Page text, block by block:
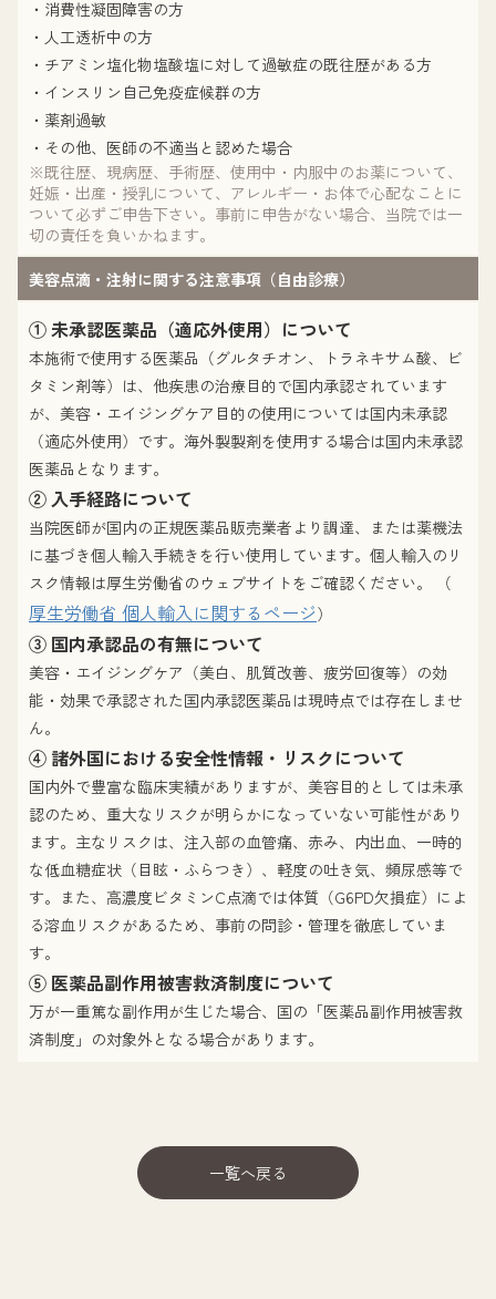
・消費性凝固障害の方
・人工透析中の方
・チアミン塩化物塩酸塩に対して過敏症の既往歴がある方
・インスリン自己免疫症候群の方
・薬剤過敏
・その他、医師の不適当と認めた場合
※既往歴、現病歴、手術歴、使用中・内服中のお薬について、
妊娠・出産・授乳について、アレルギー・お体で心配なことに
ついて必ずご申告下さい。事前に申告がない場合、当院では一
切の責任を負いかねます。
美容点滴・注射に関する注意事項（自由診療）
① 未承認医薬品（適応外使用）について
本施術で使用する医薬品（グルタチオン、トラネキサム酸、ビ
タミン剤等）は、他疾患の治療目的で国内承認されています
が、美容・エイジングケア目的の使用については国内未承認
（適応外使用）です。海外製製剤を使用する場合は国内未承認
医薬品となります。
② 入手経路について
当院医師が国内の正規医薬品販売業者より調達、または薬機法
に基づき個人輸入手続きを行い使用しています。個人輸入のリ
スク情報は厚生労働省のウェブサイトをご確認ください。 （
厚生労働省 個人輸入に関するページ）
③ 国内承認品の有無について
美容・エイジングケア（美白、肌質改善、疲労回復等）の効
能・効果で承認された国内承認医薬品は現時点では存在しませ
ん。
④ 諸外国における安全性情報・リスクについて
国内外で豊富な臨床実績がありますが、美容目的としては未承
認のため、重大なリスクが明らかになっていない可能性があり
ます。主なリスクは、注入部の血管痛、赤み、内出血、一時的
な低血糖症状（目眩・ふらつき）、軽度の吐き気、頻尿感等で
す。また、高濃度ビタミンC点滴では体質（G6PD欠損症）によ
る溶血リスクがあるため、事前の問診・管理を徹底していま
す。
⑤ 医薬品副作用被害救済制度について
万が一重篤な副作用が生じた場合、国の「医薬品副作用被害救
済制度」の対象外となる場合があります。
一覧へ戻る